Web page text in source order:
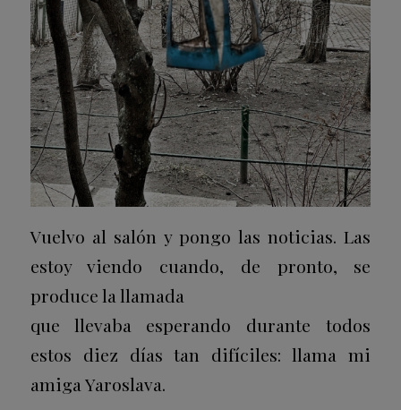
Vuelvo al salón y pongo las noticias. Las
estoy viendo cuando, de pronto, se
produce la llamada
que llevaba esperando durante todos
estos diez días tan difíciles: llama mi
amiga Yaroslava.